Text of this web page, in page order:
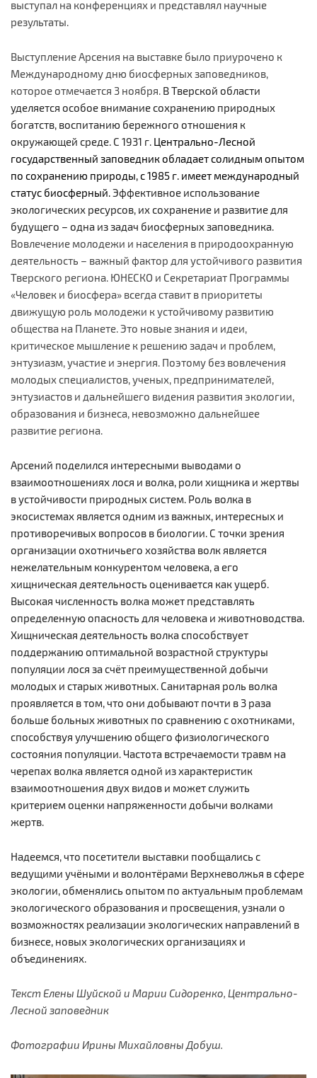
выступал на конференциях и представлял научные
результаты.
Выступление Арсения на выставке было приурочено к
Международному дню биосферных заповедников,
которое отмечается 3 ноября. В Тверской области
уделяется особое внимание сохранению природных
богатств, воспитанию бережного отношения к
окружающей среде. С 1931 г. Центрально-Лесной
государственный заповедник обладает солидным опытом
по сохранению природы, с 1985 г. имеет международный
статус биосферный.Эффективное использование
экологических ресурсов, их сохранение и развитие для
будущего – одна из задач биосферных заповедника.
Вовлечение молодежи и населения в природоохранную
деятельность – важный фактор для устойчивого развития
Тверского региона. ЮНЕСКО и Секретариат Программы
«Человек и биосфера» всегда ставит в приоритеты
движущую роль молодежи к устойчивому развитию
общества на Планете. Это новые знания и идеи,
критическое мышление к решению задач и проблем,
энтузиазм, участие и энергия. Поэтому без вовлечения
молодых специалистов, ученых, предпринимателей,
энтузиастов и дальнейшего видения развития экологии,
образования и бизнеса, невозможно дальнейшее
развитие региона.
Арсений поделился интересными выводами о
взаимоотношениях лося и волка, роли хищника и жертвы
в устойчивости природных систем. Роль волка в
экосистемах является одним из важных, интересных и
противоречивых вопросов в биологии. С точки зрения
организации охотничьего хозяйства волк является
нежелательным конкурентом человека, а его
хищническая деятельность оценивается как ущерб.
Высокая численность волка может представлять
определенную опасность для человека и животноводства.
Хищническая деятельность волка способствует
поддержанию оптимальной возрастной структуры
популяции лося за счёт преимущественной добычи
молодых и старых животных. Санитарная роль волка
проявляется в том, что они добывают почти в 3 раза
больше больных животных по сравнению с охотниками,
способствуя улучшению общего физиологического
состояния популяции. Частота встречаемости травм на
черепах волка является одной из характеристик
взаимоотношения двух видов и может служить
критерием оценки напряженности добычи волками
жертв.
Надеемся, что посетители выставки пообщались с
ведущими учёными и волонтёрами Верхневолжья в сфере
экологии, обменялись опытом по актуальным проблемам
экологического образования и просвещения, узнали о
возможностях реализации экологических направлений в
бизнесе, новых экологических организациях и
объединениях.
Текст Елены Шуйской и Марии Сидоренко, Центрально-
Лесной заповедник
Фотографии Ирины Михайловны Добуш.